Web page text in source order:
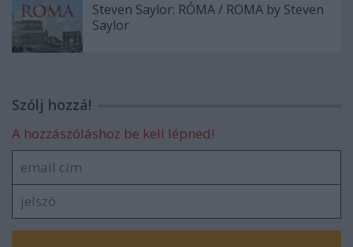
Steven Saylor: RÓMA / ROMA by Steven
Saylor
Szólj hozzá!
A hozzászóláshoz be kell lépned!